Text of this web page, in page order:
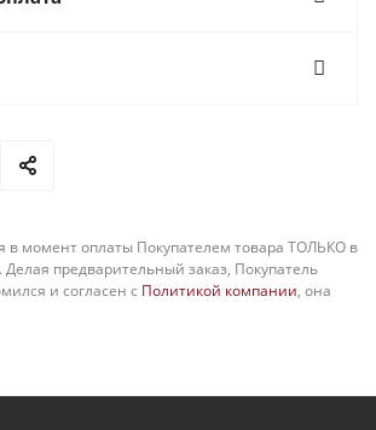
в момент оплаты Покупателем товара ТОЛЬКО в
предварительный заказ, Покупатель
и согласен с Политикой компании, она